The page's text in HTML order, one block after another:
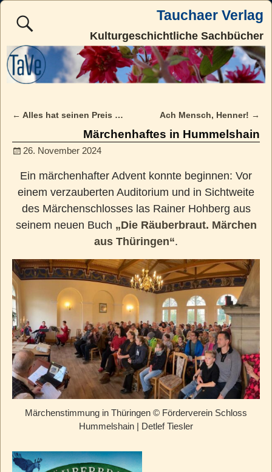
Tauchaer Verlag
Kulturgeschichtliche Sachbücher
Post navigation
← Alles hat seinen Preis … Ach Mensch, Henner! →
Märchenhaftes in Hummelshain
26. November 2024
Ein märchenhafter Advent konnte beginnen: Vor
einem verzauberten Auditorium und in Sichtweite
des Märchenschlosses las Rainer Hohberg aus
seinem neuen Buch „Die Räuberbraut. Märchen
aus Thüringen“.
Märchenstimmung in Thüringen © Förderverein Schloss
Hummelshain | Detlef Tiesler